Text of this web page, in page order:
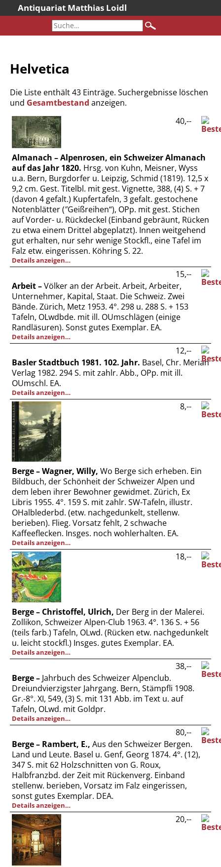
Antiquariat Matthias Loidl
Aktuelles
Neueingänge
Gesamtbestand
Sonderangebote
Katalogarchiv
Newsletter
Über uns
Kontakt
Warenkorb
Versandkosten
AGB
Vertrag widerrufen
Widerrufsbelehrung
Datenschutz
Helvetica
Die Liste enthält 43 Einträge. Suchergebnisse löschen
und Gesamtbestand anzeigen.
Almanach – Alpenrosen, ein Schweizer Almanach
auf das Jahr 1820. Hrsg. von Kuhn, Meisner, Wyss
u.a. Bern, Burgdorfer u. Leipzig, Schmid (1819). 12,5 x
9,2 cm. Gest. Titelbl. mit gest. Vignette, 388, (4) S. + 7
(davon 4 gefalt.) Kupfertafeln, 3 gefalt. gestochene
Notenblätter (″Geißreihen“), OPp. mit gest. Stichen
auf Vorder- u. Rückdeckel (Einband gebräunt, Rücken
zu etwa einem Drittel abgeplatzt). Innen weitgehend
gut erhalten, nur sehr wenige Stockfl., eine Tafel im
Falz etw. eingerissen. Köhring S. 22.
Details anzeigen…
40,--
Arbeit –Völker an der Arbeit. Arbeit, Arbeiter,
Unternehmer, Kapital, Staat. Die Schweiz. Zwei
Bände. Zürich, Metz 1953. 4°. 298 u. 288 S. + 153
Tafeln, OLwdbde. mit ill. OUmschlägen (einige
Randläsuren). Sonst gutes Exemplar. EA.
Details anzeigen…
15,--
Basler Stadtbuch 1981. 102. Jahr. Basel, Chr. Merian
Verlag 1982. 294 S. mit zahlr. Abb., OPp. mit ill.
OUmschl. EA.
Details anzeigen…
12,--
Berge – Wagner, Willy, Wo Berge sich erheben. Ein
Bildbuch, der Schönheit der Schweizer Alpen und
dem leben ihrer Bewohner gewidmet. Zürich, Ex
Libris 1955. 4°. 159 S. mit zahlr. SW-Tafeln, illustr.
OHalblederbd. (etw. nachgedunkelt, stellenw.
berieben). Flieg. Vorsatz fehlt, 2 schwache
Kaffeeflecken. Insges. noch wohlerhalten. EA.
Details anzeigen…
8,--
Berge – Christoffel, Ulrich, Der Berg in der Malerei.
Zollikon, Schweizer Alpen-Club 1963. 4°. 136 S. + 56
(teils farb.) Tafeln, OLwd. (Rücken etw. nachgedunkelt
u. leicht stockfl.) Insges. gutes Exemplar. EA.
Details anzeigen…
18,--
Berge – Jahrbuch des Schweizer Alpenclub.
Dreiundvierzigster Jahrgang. Bern, Stämpfli 1908.
Gr.-8°. XI, 549, (3) S. mit 131 Abb. im Text u. auf
Tafeln, OLwd. mit Goldpr.
Details anzeigen…
38,--
Berge – Rambert, E., Aus den Schweizer Bergen.
Land und Leute. Basel u. Genf, Georg 1874. 4°. (12),
347 S. mit 62 Holzschnitten von G. Roux,
Halbfranzbd. der Zeit mit Rückenverg. Einband
stellenw. berieben, Vorsatz im Falz eingerissen,
sonst gutes Exemplar. DEA.
Details anzeigen…
80,--
20,--